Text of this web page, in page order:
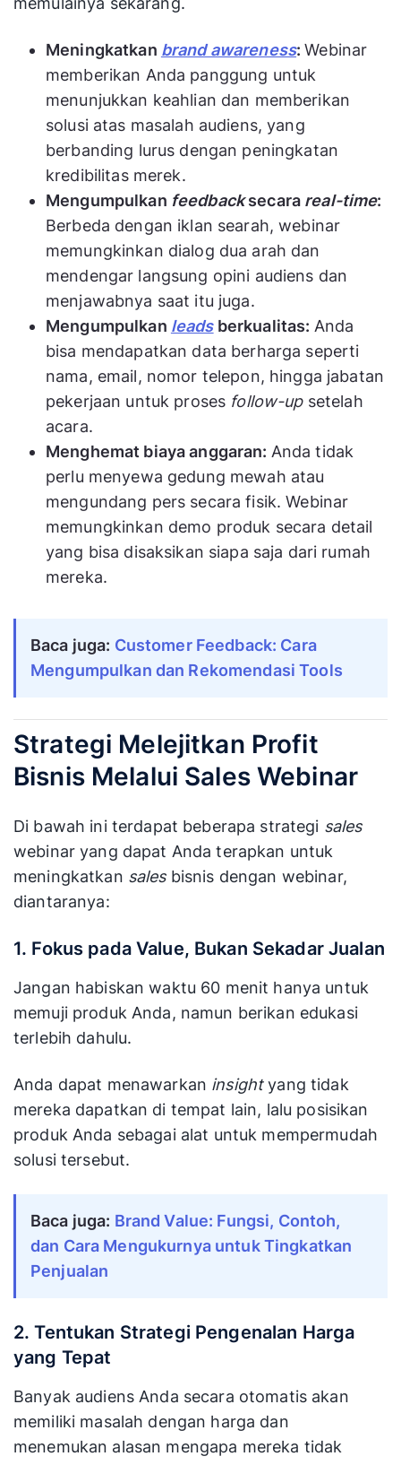
Meningkatkan brand awareness:Webinar
memberikan Anda panggung untuk
menunjukkan keahlian dan memberikan
solusi atas masalah audiens, yang
berbanding lurus dengan peningkatan
kredibilitas merek.
Mengumpulkan feedbacksecara real-time:
Berbeda dengan iklan searah, webinar
memungkinkan dialog dua arah dan
mendengar langsung opini audiens dan
menjawabnya saat itu juga.
Mengumpulkan leads berkualitas: Anda
bisa mendapatkan data berharga seperti
nama, email, nomor telepon, hingga jabatan
pekerjaan untuk proses follow-upsetelah
acara.
Menghemat biaya anggaran: Anda tidak
perlu menyewa gedung mewah atau
mengundang pers secara fisik. Webinar
memungkinkan demo produk secara detail
yang bisa disaksikan siapa saja dari rumah
mereka.
Baca juga: Customer Feedback: Cara
Mengumpulkan dan Rekomendasi Tools
Strategi Melejitkan Profit
Bisnis Melalui Sales Webinar
Di bawah ini terdapat beberapa strategi sales
webinar yang dapat Anda terapkan untuk
meningkatkan sales bisnis dengan webinar,
diantaranya:
1. Fokus pada Value, Bukan Sekadar Jualan
Jangan habiskan waktu 60 menit hanya untuk
memuji produk Anda, namun berikan edukasi
terlebih dahulu.
Anda dapat menawarkan insightyang tidak
mereka dapatkan di tempat lain, lalu posisikan
produk Anda sebagai alat untuk mempermudah
solusi tersebut.
Baca juga: Brand Value: Fungsi, Contoh,
dan Cara Mengukurnya untuk Tingkatkan
Penjualan
2. Tentukan Strategi Pengenalan Harga
yang Tepat
Banyak audiens Anda secara otomatis akan
memiliki masalah dengan harga dan
menemukan alasan mengapa mereka tidak